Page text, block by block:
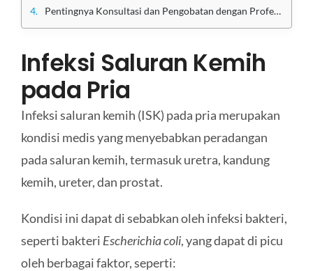
Pentingnya Konsultasi dan Pengobatan dengan Profesional Medis yang Terpercaya
Infeksi Saluran Kemih
pada Pria
Infeksi saluran kemih (ISK) pada pria merupakan
kondisi medis yang menyebabkan peradangan
pada saluran kemih, termasuk uretra, kandung
kemih, ureter, dan prostat.
Kondisi ini dapat di sebabkan oleh infeksi bakteri,
seperti bakteri Escherichia coli, yang dapat di picu
oleh berbagai faktor, seperti: